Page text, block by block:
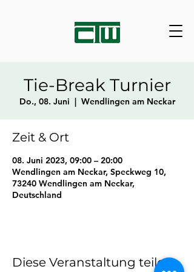
Tie-Break Turnier
Do., 08. Juni
  |
Wendlingen am Neckar
Zeit & Ort
08. Juni 2023, 09:00 – 20:00
Wendlingen am Neckar, Speckweg 10,
73240 Wendlingen am Neckar,
Deutschland
Diese Veranstaltung teilen